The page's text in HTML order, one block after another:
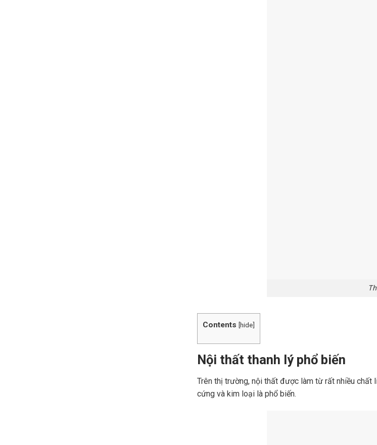
Contents [hide]
Nội thất thanh lý phổ biến
Trên thị trường, nội thất được làm từ rất nhiều chất
cứng và kim loại là phổ biến.